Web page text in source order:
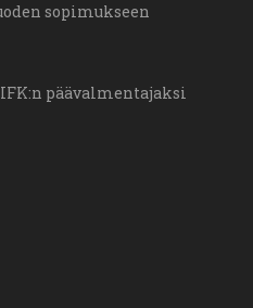
sopimukseen
päävalmentajaksi